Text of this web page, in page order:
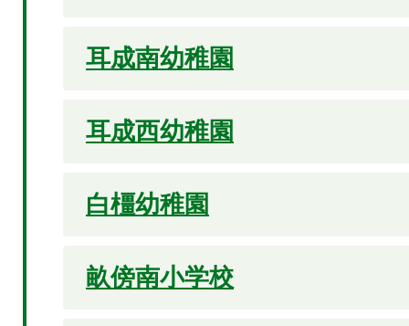
耳成南幼稚園
耳成西幼稚園
白橿幼稚園
畝傍南小学校